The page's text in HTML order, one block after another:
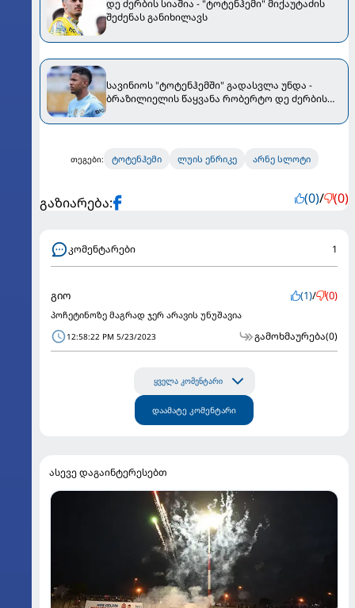
დე ძერბის სიაშია - "ტოტენჰემი" მიქაუტაძის
შეძენას განიხილავს
სავინიოს "ტოტენჰემში" გადასვლა უნდა -
ბრაზილიელის წაყვანა რობერტო დე ძერბის
თეგები: ტოტენჰემი ლუის ენრიკე არნე სლოტი
გაზიარება: (0)/ (0)
კომენტარები 1
გიო (1)/ (0)
პოჩეტინოზე მაგრად ჯერ არავის უნუშავია
12:58:22 PM 5/23/2023 გამოხმაურება(0)
ყველა კომენტარი
დაამატე კომენტარი
ასევე დაგაინტერესებთ